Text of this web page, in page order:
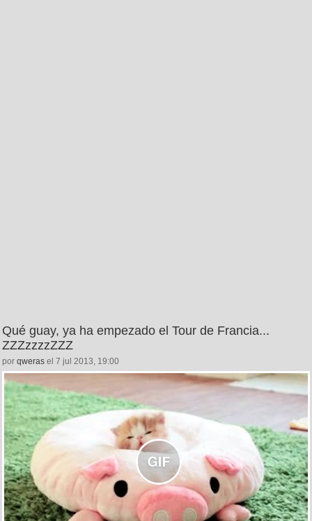
Qué guay, ya ha empezado el Tour de Francia...
ZZZzzzzZZZ
por qweras el 7 jul 2013, 19:00